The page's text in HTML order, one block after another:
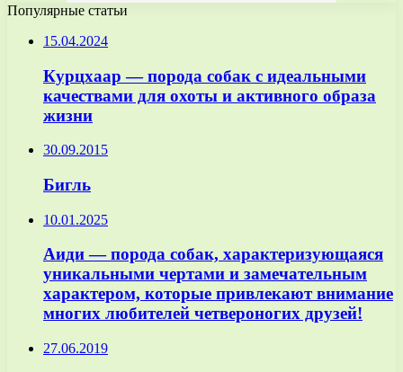
Популярные статьи
15.04.2024
Курцхаар — порода собак с идеальными
качествами для охоты и активного образа
жизни
30.09.2015
Бигль
10.01.2025
Аиди — порода собак, характеризующаяся
уникальными чертами и замечательным
характером, которые привлекают внимание
многих любителей четвероногих друзей!
27.06.2019